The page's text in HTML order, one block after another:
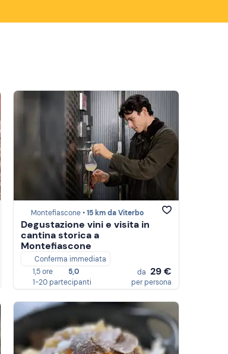
Montefiascone •15 km da Viterbo
Degustazione vini e visita in
cantina storica a
Montefiascone
Conferma immediata
1,5 ore
5,0
1-20 partecipanti
da 29 €
per persona